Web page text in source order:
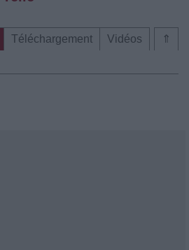
⇑
Téléchargement
Vidéos